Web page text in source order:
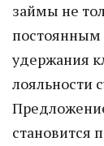
займы не
постоянным
удержания
лояльности
становится